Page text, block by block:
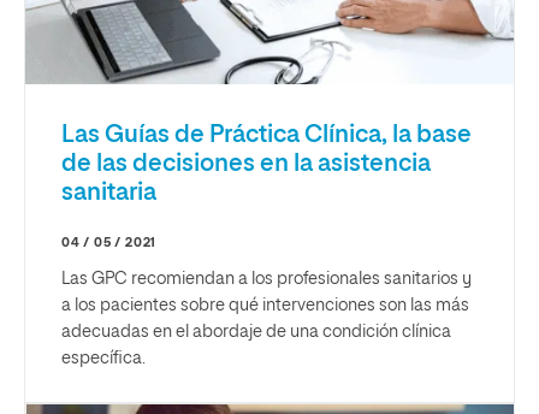
Las Guías de Práctica Clínica, la base
de las decisiones en la asistencia
sanitaria
04 / 05 / 2021
Las GPC recomiendan a los profesionales sanitarios y
a los pacientes sobre qué intervenciones son las más
adecuadas en el abordaje de una condición clínica
específica.